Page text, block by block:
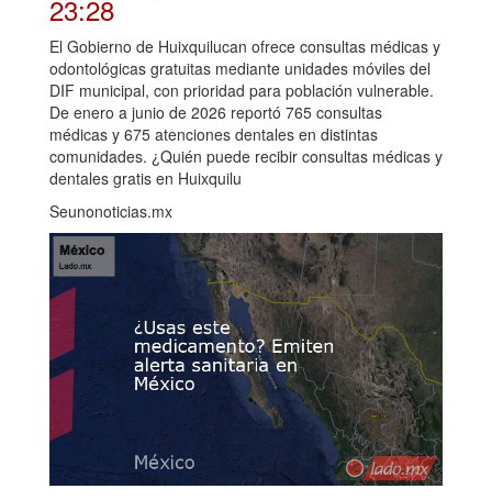
23:28
El Gobierno de Huixquilucan ofrece consultas médicas y
odontológicas gratuitas mediante unidades móviles del
DIF municipal, con prioridad para población vulnerable.
De enero a junio de 2026 reportó 765 consultas
médicas y 675 atenciones dentales en distintas
comunidades. ¿Quién puede recibir consultas médicas y
dentales gratis en Huixquilu
Seunonoticias.mx